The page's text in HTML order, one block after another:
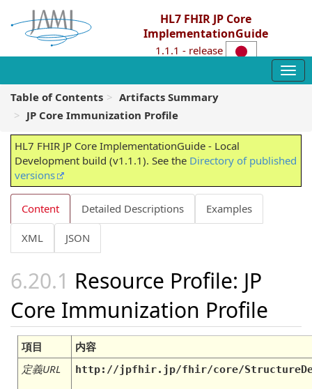
HL7 FHIR JP Core
ImplementationGuide
1.1.1 - release
Table of Contents
Artifacts Summary
JP Core Immunization Profile
HL7 FHIR JP Core ImplementationGuide - Local
Development build (v1.1.1). See the Directory of published
versions
Content Detailed Descriptions Examples
XML JSON
Resource Profile: JP
Core Immunization Profile
項目
内容
定義URL
http://jpfhir.jp/fhir/core/